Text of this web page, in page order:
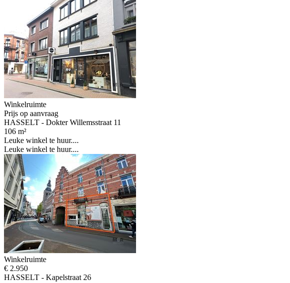
Winkelruimte
Prijs op aanvraag
HASSELT - Dokter Willemsstraat 11
106 m²
Leuke winkel te huur....
Leuke winkel te huur....
Winkelruimte
€ 2.950
HASSELT - Kapelstraat 26